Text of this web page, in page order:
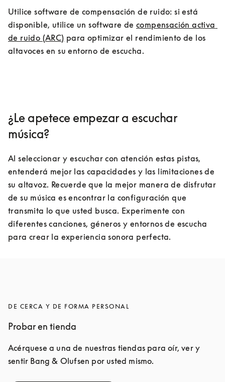
Utilice software de compensación de ruido: si está
disponible, utilice un software de compensación activa
de ruido (ARC) para optimizar el rendimiento de los
altavoces en su entorno de escucha.
¿Le apetece empezar a escuchar
música?
Al seleccionar y escuchar con atención estas pistas,
entenderá mejor las capacidades y las limitaciones de
su altavoz. Recuerde que la mejor manera de disfrutar
de su música es encontrar la configuración que
transmita lo que usted busca. Experimente con
diferentes canciones, géneros y entornos de escucha
para crear la experiencia sonora perfecta.
DE CERCA Y DE FORMA PERSONAL
Probar en tienda
Acérquese a una de nuestras tiendas para oír, ver y
sentir Bang & Olufsen por usted mismo.